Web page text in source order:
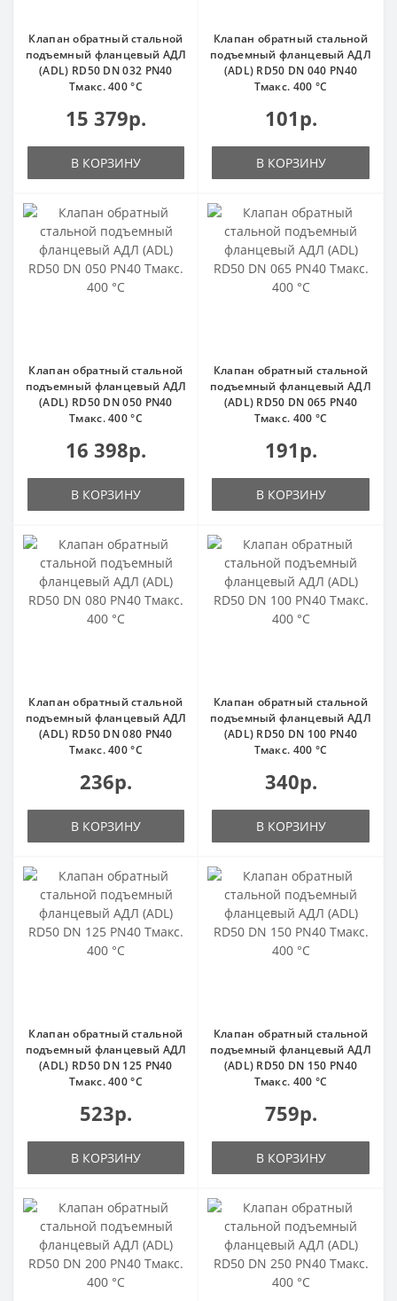
Клапан обратный стальной
подъемный фланцевый АДЛ
(ADL) RD50 DN 032 PN40
Тмакс. 400 °С
15 379р.
В КОРЗИНУ
Клапан обратный стальной
подъемный фланцевый АДЛ
(ADL) RD50 DN 040 PN40
Тмакс. 400 °С
101р.
В КОРЗИНУ
Клапан обратный стальной
подъемный фланцевый АДЛ
(ADL) RD50 DN 050 PN40
Тмакс. 400 °С
16 398р.
В КОРЗИНУ
Клапан обратный стальной
подъемный фланцевый АДЛ
(ADL) RD50 DN 065 PN40
Тмакс. 400 °С
191р.
В КОРЗИНУ
Клапан обратный стальной
подъемный фланцевый АДЛ
(ADL) RD50 DN 080 PN40
Тмакс. 400 °С
236р.
В КОРЗИНУ
Клапан обратный стальной
подъемный фланцевый АДЛ
(ADL) RD50 DN 100 PN40
Тмакс. 400 °С
340р.
В КОРЗИНУ
Клапан обратный стальной
подъемный фланцевый АДЛ
(ADL) RD50 DN 125 PN40
Тмакс. 400 °С
523р.
В КОРЗИНУ
Клапан обратный стальной
подъемный фланцевый АДЛ
(ADL) RD50 DN 150 PN40
Тмакс. 400 °С
759р.
В КОРЗИНУ